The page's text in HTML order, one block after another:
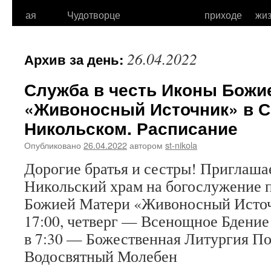
ая
Чудотворце
приходе
Архив за день: 26.04.2022
Служба в честь Иконы
«Живоносный Источник» в
Никольском. Расписание
Опубликовано 26.04.2022автором st-nikola
Дорогие братья и сестры!
Никольский храм на богослужение
Божией Матери «Живоносный
17:00, четверг — Всенощное
в 7:30 — Божественная Литургия
Водосвятный Молебен